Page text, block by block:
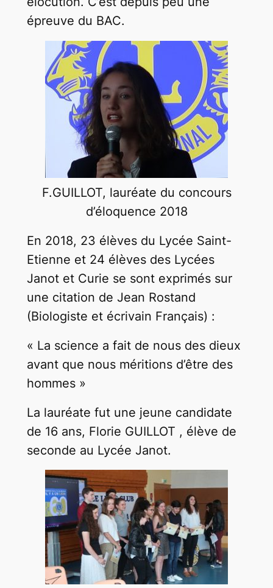
épreuve du BAC.
F.GUILLOT, lauréate du concours
d’éloquence 2018
En 2018, 23 élèves du Lycée Saint-
Etienne et 24 élèves des Lycées
Janot et Curie se sont exprimés sur
une citation de Jean Rostand
(Biologiste et écrivain Français) :
« La science a fait de nous des dieux
avant que nous méritions d’être des
hommes »
La lauréate fut une jeune candidate
de 16 ans, Florie GUILLOT , élève de
seconde au Lycée Janot.